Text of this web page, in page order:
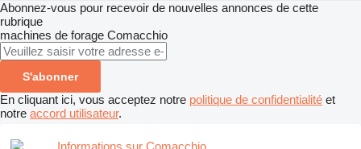
Abonnez-vous pour recevoir de nouvelles annonces de cette
rubrique
machines de forage Comacchio
S'abonner
En cliquant ici, vous acceptez notre politique de confidentialité et
notre accord utilisateur.